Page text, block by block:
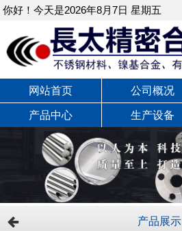
你好！今天是2026年8月7日 星期五
网站首页 公司概况
产品中心 生产设备
产品展示